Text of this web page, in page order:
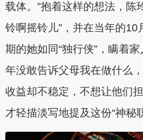
载体。”抱着这样的想法，陈
铃啊摇铃儿”，并在当年的10
期的她如同“独行侠”，瞒着
年没敢告诉父母我在做什么
收益却不稳定，不想让他们
才轻描淡写地提及这份“神秘职